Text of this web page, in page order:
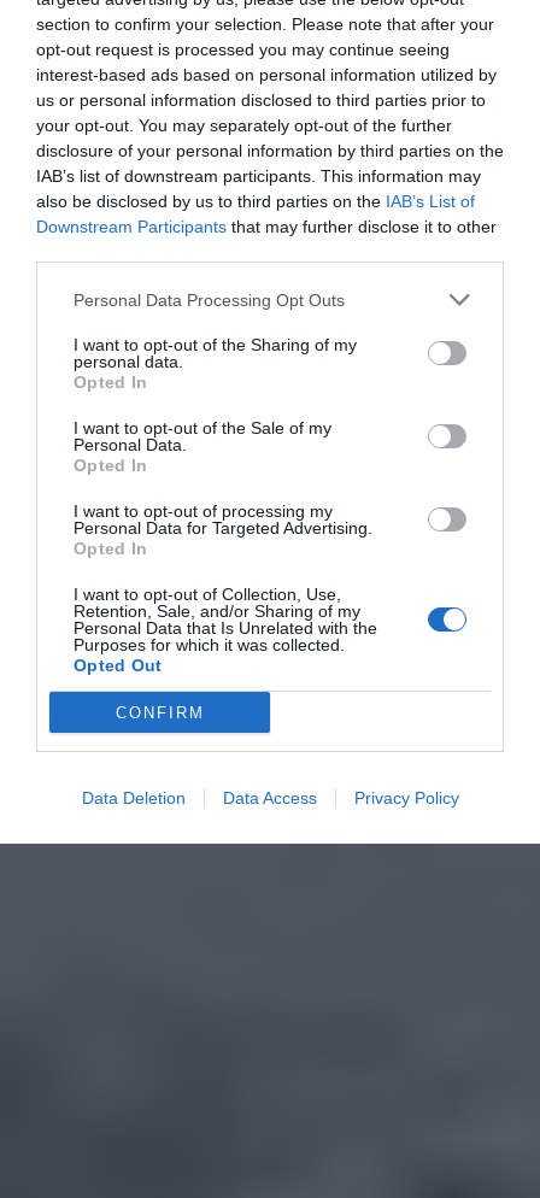
section to confirm your selection. Please note that after your
opt-out request is processed you may continue seeing
interest-based ads based on personal information utilized by
us or personal information disclosed to third parties prior to
your opt-out. You may separately opt-out of the further
disclosure of your personal information by third parties on the
IAB’s list of downstream participants. This information may
also be disclosed by us to third parties on the IAB’s List of
Downstream Participants that may further disclose it to other
Personal Data Processing Opt Outs
I want to opt-out of the Sharing of my
personal data.
Opted In
I want to opt-out of the Sale of my
Personal Data.
Opted In
I want to opt-out of processing my
Personal Data for Targeted Advertising.
Opted In
I want to opt-out of Collection, Use,
Retention, Sale, and/or Sharing of my
Personal Data that Is Unrelated with the
Purposes for which it was collected.
Opted Out
CONFIRM
Data Deletion Data Access Privacy Policy